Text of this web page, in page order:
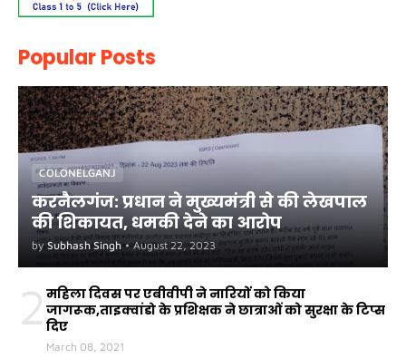
Popular Posts
COLONELGANJ
करनैलगंज: प्रधान ने मुख्यमंत्री से की लेखपाल
की शिकायत, धमकी देने का आरोप
by Subhash Singh • August 22, 2023
2 महिला दिवस पर एबीवीपी ने नारियों को किया
जागरूक,ताइक्वांडो के प्रशिक्षक ने छात्राओं को सुरक्षा के टिप्स
दिए
March 08, 2021